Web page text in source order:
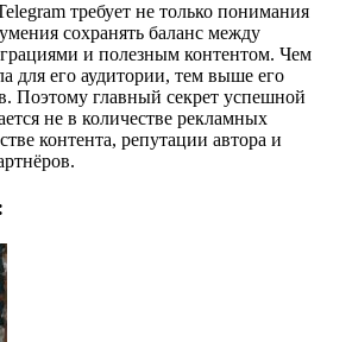
требует не только понимания
сохранять баланс между
и полезным контентом. Чем
для его аудитории, тем выше его
Поэтому главный секрет успешной
не в количестве рекламных
контента, репутации автора и